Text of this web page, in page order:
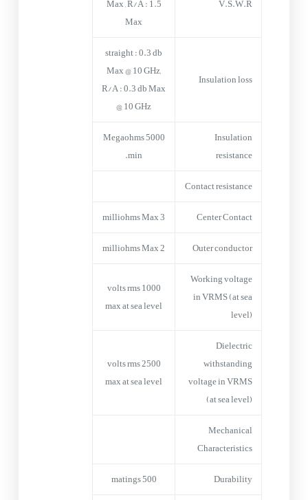
V.S.W.R
Max , R/A : 1.5
Max
Insulation loss
straight : 0.3 db
Max @ 10 GHz,
R/A : 0.3 db Max
@ 10 GHz
Insulation
resistance
5000 Megaohms
min.
Contact resistance
Center Contact
3 milliohms Max
Outer conductor
2 milliohms Max
Working voltage
in VRMS (at sea
level)
1000 volts rms
max at sea level
Dielectric
withstanding
voltage in VRMS
(at sea level)
2500 volts rms
max at sea level
Mechanical
Characteristics
Durability
500 matings